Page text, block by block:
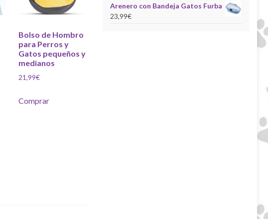
Bolso de Hombro
para Perros y
Gatos pequeños y
medianos
21,99€
Comprar
Arenero con Bandeja Gatos Furba
23,99€